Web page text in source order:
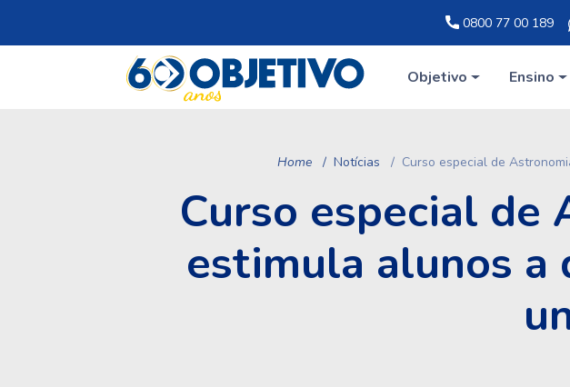
0800 77 00 189
Objetivo Ensino
Home Notícias Curso especial de
Curso especial
estimula alunos a